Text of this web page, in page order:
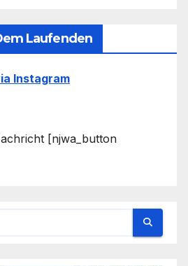
Laufenden
Instagram
[njwa_button